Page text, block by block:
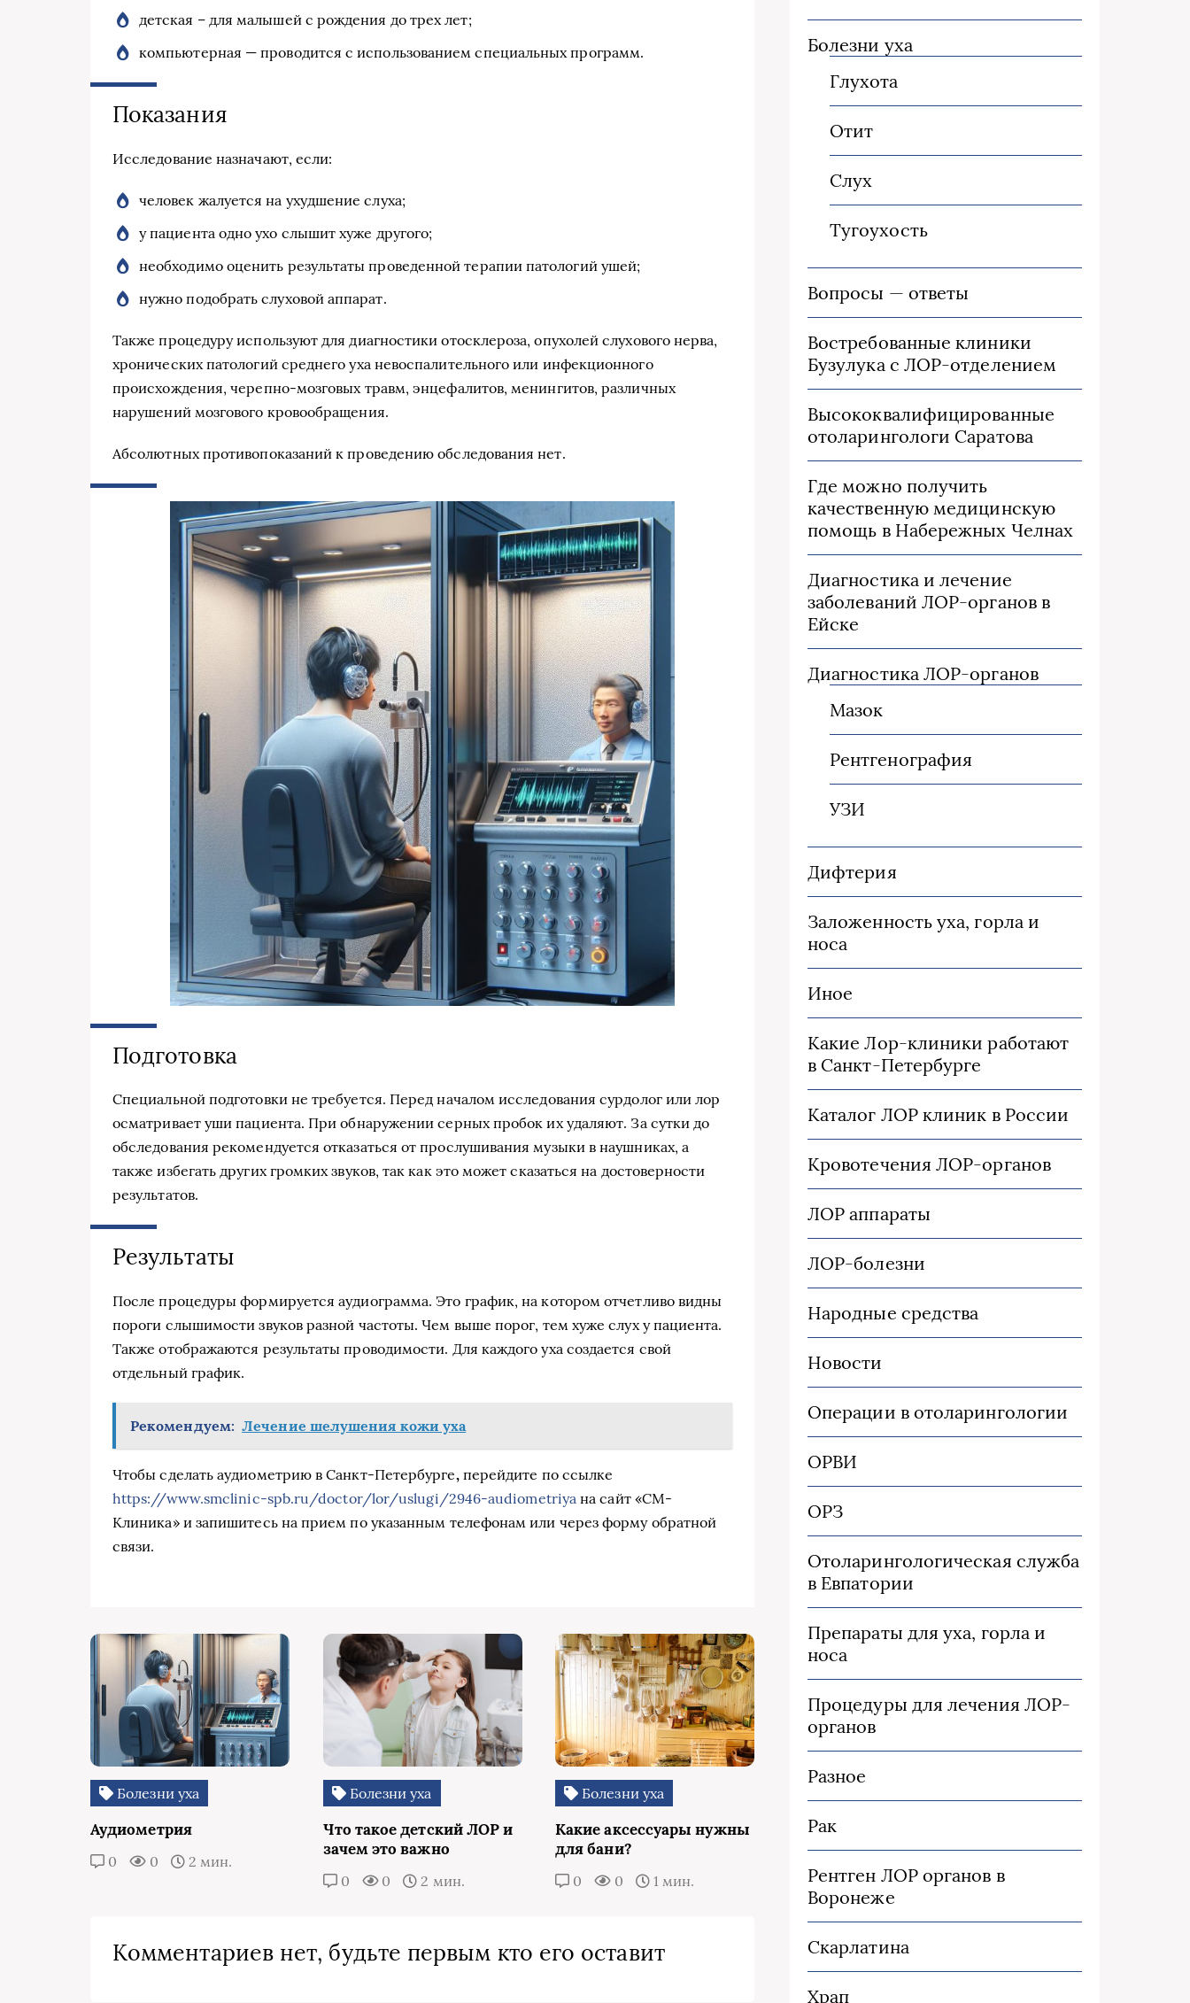
детская – для малышей с рождения до трех лет;
компьютерная — проводится с использованием специальных программ.
Показания
Исследование назначают, если:
человек жалуется на ухудшение слуха;
у пациента одно ухо слышит хуже другого;
необходимо оценить результаты проведенной терапии патологий ушей;
нужно подобрать слуховой аппарат.
Также процедуру используют для диагностики отосклероза, опухолей слухового нерва,
хронических патологий среднего уха невоспалительного или инфекционного
происхождения, черепно-мозговых травм, энцефалитов, менингитов, различных
нарушений мозгового кровообращения.
Абсолютных противопоказаний к проведению обследования нет.
Подготовка
Специальной подготовки не требуется. Перед началом исследования сурдолог или лор
осматривает уши пациента. При обнаружении серных пробок их удаляют. За сутки до
обследования рекомендуется отказаться от прослушивания музыки в наушниках, а
также избегать других громких звуков, так как это может сказаться на достоверности
результатов.
Результаты
После процедуры формируется аудиограмма. Это график, на котором отчетливо видны
пороги слышимости звуков разной частоты. Чем выше порог, тем хуже слух у пациента.
Также отображаются результаты проводимости. Для каждого уха создается свой
отдельный график.
Рекомендуем: Лечение шелушения кожи уха
Чтобы сделать аудиометрию в Санкт-Петербурге,перейдите по ссылке
https://www.smclinic-spb.ru/doctor/lor/uslugi/2946-audiometriya на сайт «СМ-
Клиника» и запишитесь на прием по указанным телефонам или через форму обратной
связи.
Болезни уха
Аудиометрия
0 0 2 мин.
Болезни уха
Что такое детский ЛОР и
зачем это важно
0 0 2 мин.
Болезни уха
Какие аксессуары нужны
для бани?
0 0 1 мин.
Комментариев нет, будьте первым кто его оставит
Болезни уха
Глухота
Отит
Слух
Тугоухость
Вопросы — ответы
Востребованные клиники
Бузулука с ЛОР-отделением
Высококвалифицированные
отоларингологи Саратова
Где можно получить
качественную медицинскую
помощь в Набережных Челнах
Диагностика и лечение
заболеваний ЛОР-органов в
Ейске
Диагностика ЛОР-органов
Мазок
Рентгенография
УЗИ
Дифтерия
Заложенность уха, горла и
носа
Иное
Какие Лор-клиники работают
в Санкт-Петербурге
Каталог ЛОР клиник в России
Кровотечения ЛОР-органов
ЛОР аппараты
ЛОР-болезни
Народные средства
Новости
Операции в отоларингологии
ОРВИ
ОРЗ
Отоларингологическая служба
в Евпатории
Препараты для уха, горла и
носа
Процедуры для лечения ЛОР-
органов
Разное
Рак
Рентген ЛОР органов в
Воронеже
Скарлатина
Храп